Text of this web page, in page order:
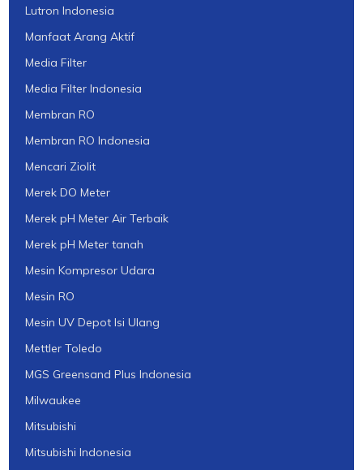
Lutron Indonesia
Manfaat Arang Aktif
Media Filter
Media Filter Indonesia
Membran RO
Membran RO Indonesia
Mencari Ziolit
Merek DO Meter
Merek pH Meter Air Terbaik
Merek pH Meter tanah
Mesin Kompresor Udara
Mesin RO
Mesin UV Depot Isi Ulang
Mettler Toledo
MGS Greensand Plus Indonesia
Milwaukee
Mitsubishi
Mitsubishi Indonesia